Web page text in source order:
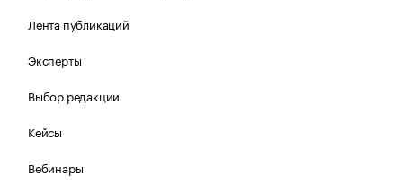
Лента публикаций
Эксперты
Выбор редакции
Кейсы
Вебинары